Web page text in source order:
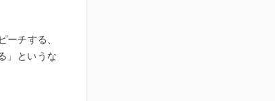
ーチする、
」というな